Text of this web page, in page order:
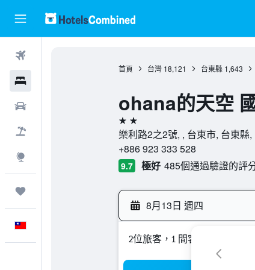
首頁 台灣 18,121 台東縣 1,643
ohana的天空
2星級
樂利路2之2號, , 台東市, 台東縣,
+886 923 333 528
9.7 極好 485個通過驗證的評
8月13日 週四
2位旅客，1 間客房